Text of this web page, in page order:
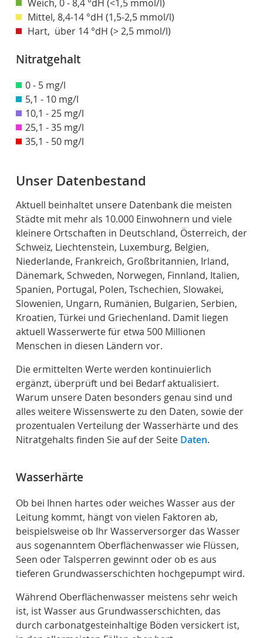
Weich, 0 - 8,4 °dH (<1,5 mmol/l)
Mittel, 8,4-14 °dH (1,5-2,5 mmol/l)
Hart, über 14 °dH (> 2,5 mmol/l)
Nitratgehalt
0 - 5 mg/l
5,1 - 10 mg/l
10,1 - 25 mg/l
25,1 - 35 mg/l
35,1 - 50 mg/l
Unser Datenbestand
Aktuell beinhaltet unsere Datenbank die meisten
Städte mit mehr als 10.000 Einwohnern und viele
kleinere Ortschaften in Deutschland, Österreich, der
Schweiz, Liechtenstein, Luxemburg, Belgien,
Niederlande, Frankreich, Großbritannien, Irland,
Dänemark, Schweden, Norwegen, Finnland, Italien,
Spanien, Portugal, Polen, Tschechien, Slowakei,
Slowenien, Ungarn, Rumänien, Bulgarien, Serbien,
Kroatien, Türkei und Griechenland. Damit liegen
aktuell Wasserwerte für etwa 500 Millionen
Menschen in diesen Ländern vor.
Die ermittelten Werte werden kontinuierlich
ergänzt, überprüft und bei Bedarf aktualisiert.
Warum unsere Daten besonders genau sind und
alles weitere Wissenswerte zu den Daten, sowie der
prozentualen Verteilung der Wasserhärte und des
Nitratgehalts finden Sie auf der Seite Daten.
Wasserhärte
Ob bei Ihnen hartes oder weiches Wasser aus der
Leitung kommt, hängt von vielen Faktoren ab,
beispielsweise ob Ihr Wasserversorger das Wasser
aus sogenanntem Oberflächenwasser wie Flüssen,
Seen oder Talsperren gewinnt oder ob es aus
tieferen Grundwasserschichten hochgepumpt wird.
Während Oberflächenwasser meistens sehr weich
ist, ist Wasser aus Grundwasserschichten, das
durch carbonatgesteinhaltige Böden versickert ist,